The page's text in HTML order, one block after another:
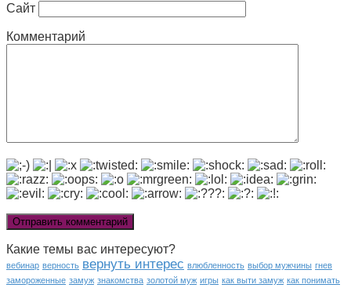
Сайт
Комментарий
Какие темы вас интересуют?
вебинар верность вернуть интерес влюбленность выбор мужчины гнев
замороженные замуж знакомства золотой муж игры как выти замуж как понимать